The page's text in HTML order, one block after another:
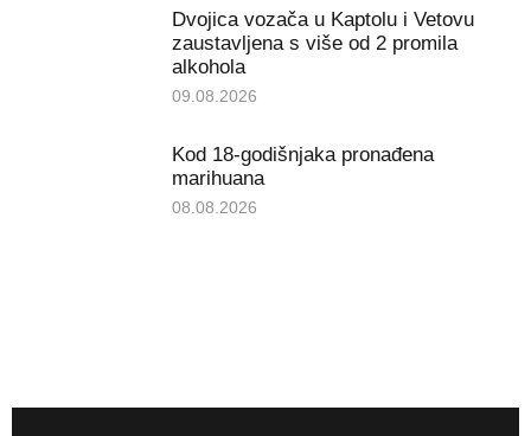
Dvojica vozača u Kaptolu i Vetovu
zaustavljena s više od 2 promila
alkohola
09.08.2026
Kod 18-godišnjaka pronađena
marihuana
08.08.2026